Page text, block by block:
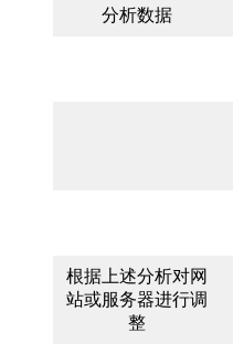
分析数据
根据上述分析对网
站或服务器进行调
整